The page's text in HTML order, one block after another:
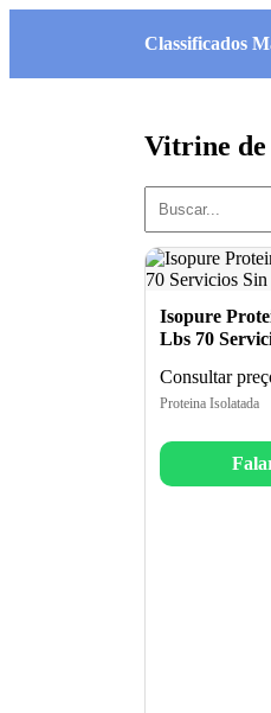
Classificados
Vitrine
Isopure
Lbs 70
Consultar
Proteina Isolatada